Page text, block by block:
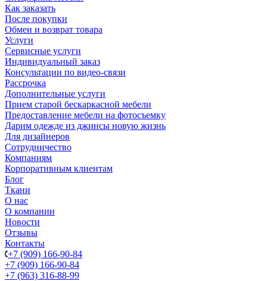
Как заказать
После покупки
Обмен и возврат товара
Услуги
Сервисные услуги
Индивидуальный заказ
Консультации по видео-связи
Рассрочка
Дополнительные услуги
Прием старой бескаркасной мебели
Предоставление мебели на фотосъемку
Дарим одежде из джинсы новую жизнь
Для дизайнеров
Сотрудничество
Компаниям
Корпоративным клиентам
Блог
Ткани
О нас
О компании
Новости
Отзывы
Контакты
+7 (909) 166-90-84
+7 (909) 166-90-84
+7 (963) 316-88-99